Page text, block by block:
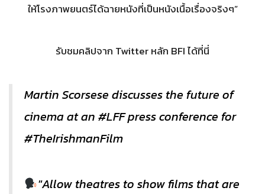
ให้โรงภาพยนตร์ได้ฉายหนังที่เป็นหนังเนื้อเรื่องจริงๆ”
รับชมคลิปจาก Twitter หลัก BFI ได้ที่นี่
Martin Scorsese discusses the future of
cinema at an #LFFpress conference for
#TheIrishmanFilm
"Allow theatres to show films that are